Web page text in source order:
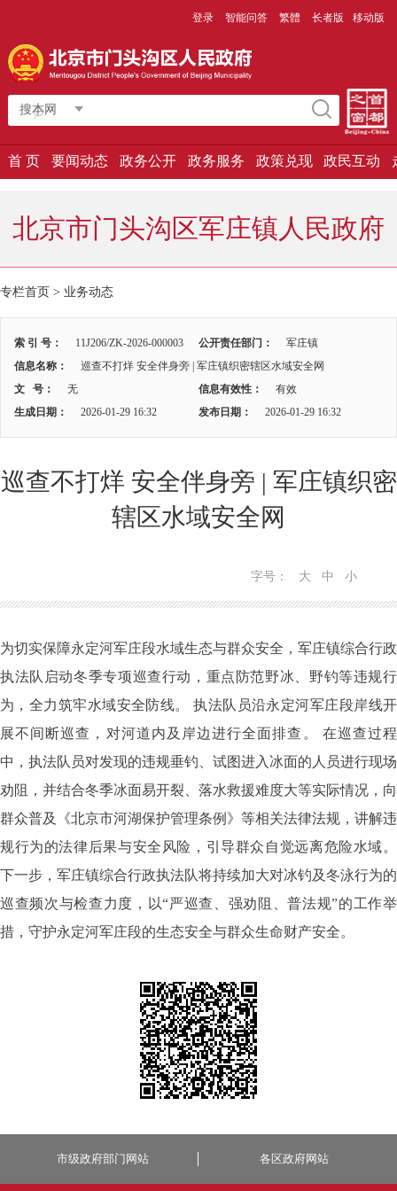
登录 智能问答 繁體 长者版 移动版
搜本网
首 页 要闻动态 政务公开 政务服务 政策兑现 政民互动
北京市门头沟区军庄镇人民政府
专栏首页 > 业务动态
索 引 号： 11J206/ZK-2026-000003 公开责任部门：
军庄镇
信息名称：
巡查不打烊 安全伴身旁 | 军庄镇织密辖区水域安全网
文 号：
无 信息有效性：
有效
生成日期：
2026-01-29 16:32 发布日期： 2026-01-29 16:32
巡查不打烊 安全伴身旁 | 军庄镇织密
辖区水域安全网
字号： 大 中 小
为切实保障永定河军庄段水域生态与群众安全，军庄镇综合行政
执法队启动冬季专项巡查行动，重点防范野冰、野钓等违规行
为，全力筑牢水域安全防线。执法队员沿永定河军庄段岸线开
展不间断巡查，对河道内及岸边进行全面排查。 在巡查过程
中，执法队员对发现的违规垂钓、试图进入冰面的人员进行现场
劝阻，并结合冬季冰面易开裂、落水救援难度大等实际情况，向
群众普及《北京市河湖保护管理条例》等相关法律法规，讲解违
规行为的法律后果与安全风险，引导群众自觉远离危险水域。
下一步，军庄镇综合行政执法队将持续加大对冰钓及冬泳行为的
巡查频次与检查力度，以“严巡查、强劝阻、普法规”的工作举
措，守护永定河军庄段的生态安全与群众生命财产安全。
市级政府部门网站 各区政府网站